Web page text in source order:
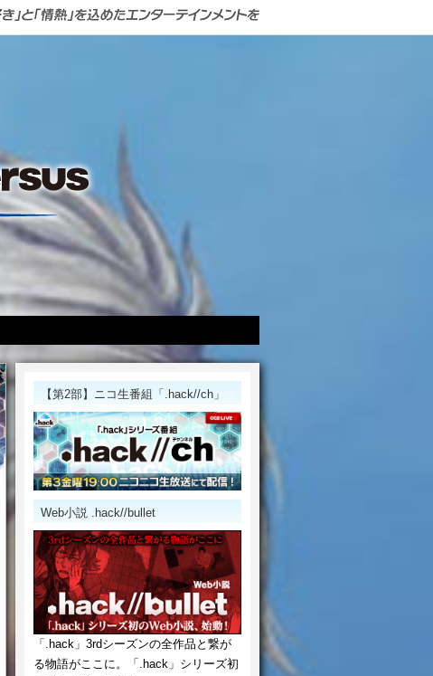
【第2部】ニコ生番組「.hack//ch」
Web小説 .hack//bullet
「.hack」3rdシーズンの全作品と繋が
る物語がここに。「.hack」シリーズ初